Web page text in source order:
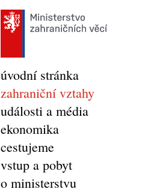
úvodní stránka
zahraniční vztahy
události a média
ekonomika
cestujeme
vstup a pobyt
o ministerstvu